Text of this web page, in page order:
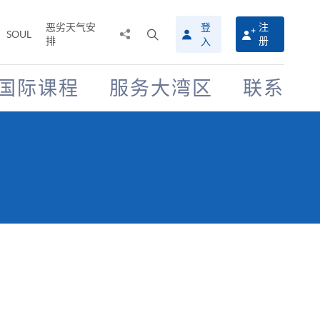
SOUL
恶劣天气安
排
搜
寻
介
面
登
入
注
册
际课程 服务大湾区 联系